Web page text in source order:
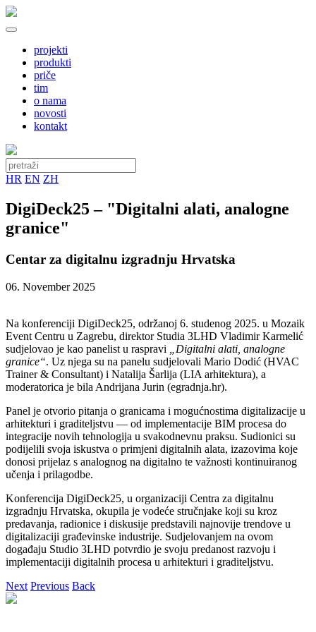
projekti
produkti
priče
tim
o nama
novosti
kontakt
HR EN ZH
DigiDeck25 – "Digitalni alati, analogne
granice"
Centar za digitalnu izgradnju Hrvatska
06. November 2025
Na konferenciji DigiDeck25, održanoj 6. studenog 2025. u Mozaik
Event Centru u Zagrebu, direktor Studia 3LHD Vladimir Karmelić
sudjelovao je kao panelist u raspravi
„Digitalni alati, analogne
granice“. Uz njega su na panelu sudjelovali Mario Dodić (HVAC
Trainer & Consultant) i Natalija Šarlija (LIA arhitektura), a
moderatorica je bila Andrijana Jurin (egradnja.hr).
Panel je otvorio pitanja o granicama i mogućnostima digitalizacije u
arhitekturi i graditeljstvu — od implementacije BIM procesa do
integracije novih tehnologija u svakodnevnu praksu. Sudionici su
podijelili svoja iskustva o primjeni digitalnih alata, izazovima koje
donosi prijelaz s analognog na digitalno te važnosti kontinuiranog
učenja i prilagodbe.
Konferencija DigiDeck25, u organizaciji Centra za digitalnu
izgradnju Hrvatska, okupila je vodeće stručnjake koji su kroz
predavanja, radionice i diskusije predstavili najnovije trendove u
digitalizaciji građevinske industrije. Sudjelovanjem na ovom
događaju Studio 3LHD potvrdio je svoju predanost razvoju i
implementaciji digitalnih procesa u arhitekturi i graditeljstvu.
Next Previous Back